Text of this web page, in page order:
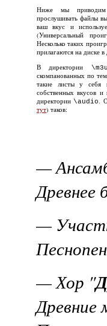
Ниже мы приводим
прослушивать файлы
ваш вкус и
(Универсальный
Несколько таких
прилагаются на диске
В директории
\m3u
скомпанованных по
такие листы у себя
собственных вкусов и
директории\audio.
тут) таков:
—
Древнее
—
— Хор "
Древние